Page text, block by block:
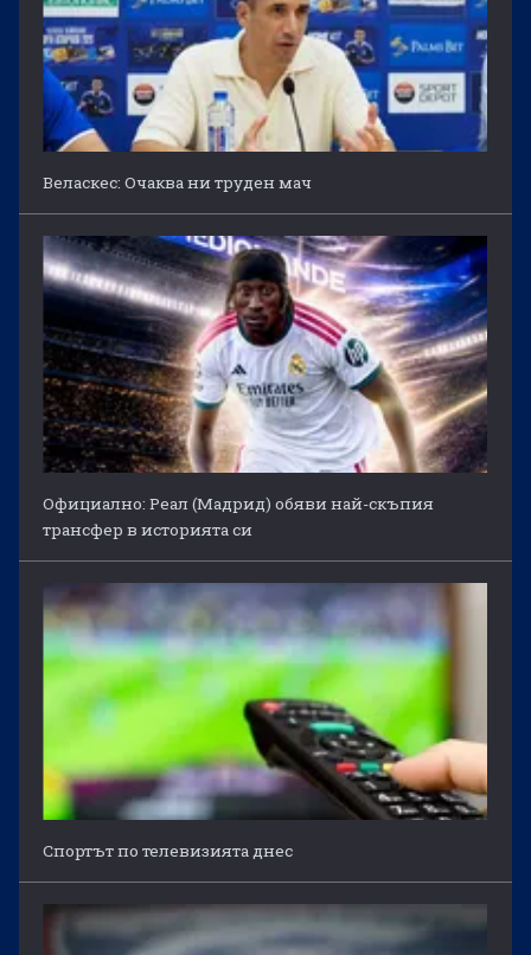
Веласкес: Очаква ни труден мач
Официално: Реал (Мадрид) обяви най-скъпия
трансфер в историята си
Спортът по телевизията днес